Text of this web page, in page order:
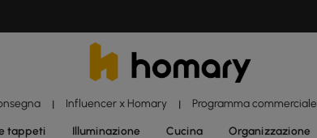
| Influencer x Homary | Programma commerciale
tappeti Illuminazione Cucina Organizzazione